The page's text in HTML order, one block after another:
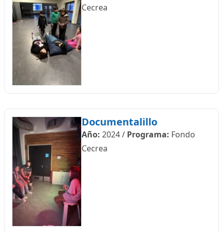
Cecrea
Documentalillo
Año: 2024/ Programa: Fondo
Cecrea